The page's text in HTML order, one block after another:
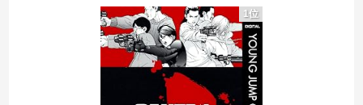
韓国メディア「韓国人は1000万人も日本に旅行に行ってあげるのに、どうして日本人は韓国に来ないのか」自国に魅力がないのを棚に上げて日本を分析
【ニュース】 高市政権の消費税減税に反対している９人の自民党議員が全て判明！！！！ やっぱりコイツラかｗｗｗｗｗ
【悲しすぎる】埼玉県飯能市の件、やはり不法滞在ベトナム人でした
1位